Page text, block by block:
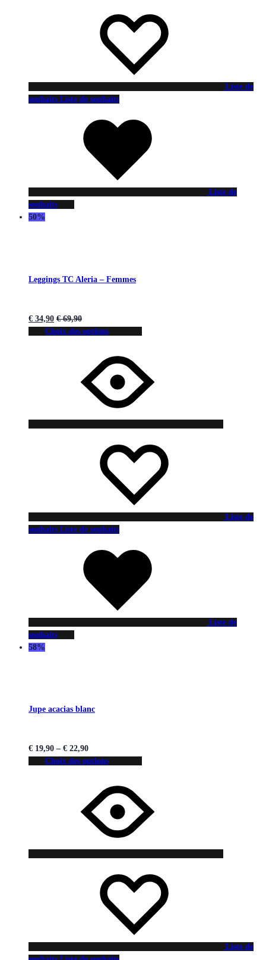
Liste de
souhaits Liste de souhaits
Liste de
souhaits
50%
Leggings TC Aleria – Femmes
€ 34,90 €69,90
Choix des options
Liste de
souhaits Liste de souhaits
Liste de
souhaits
58%
Jupe acacias blanc
€ 19,90 – € 22,90
Choix des options
Liste de